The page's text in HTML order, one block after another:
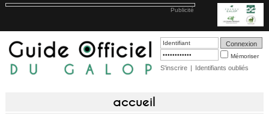
Publicité
Mémoriser
S'inscrire | Identifiants oubliés
accueil